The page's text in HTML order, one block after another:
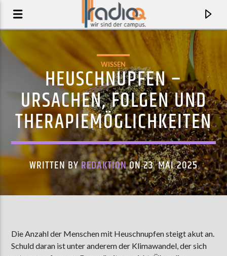
AKTUELLER TRACK
WISSEN
HEUSCHNUPFEN –
URSACHEN, FOLGEN UND
THERAPIEMÖGLICHKEITEN
WRITTEN BYREDAKTIONON 23. MAI 2025
Die Anzahl der Menschen mit Heuschnupfen steigt akut an.
Schuld daran ist unter anderem der Klimawandel, der sich